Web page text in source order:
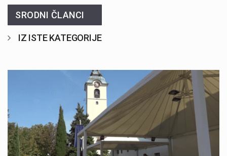
SRODNI ČLANCI
IZ ISTE KATEGORIJE